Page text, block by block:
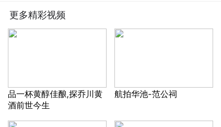
更多精彩视频
品一杯黄醇佳酿,探乔川黄
酒前世今生
航拍华池-范公祠